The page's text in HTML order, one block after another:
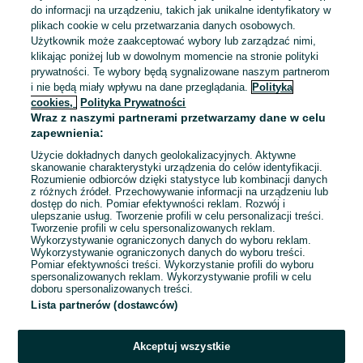
Pracownik ochrony
TERMETAL Piotr Glaner Sp. k.
5 500 - 6 500 zł / mies. brutto
Piła
Pełny etat
Umowa o pracę
Odpowiednie doświadczenie zawodowe
Dyspozycyjność: Praca zmianowa, Praca w weekendy
Miejsce pracy: W siedzibie firmy
Odświeżono dnia 06 sierpnia 2026
Strona główna Praca Budowa / remonty
budowlanych
Operator maszyn budowlanych - Wielkopolskie
do informacji na urządzeniu, takich jak unikalne identyfikatory w
plikach cookie w celu przetwarzania danych osobowych.
Użytkownik może zaakceptować wybory lub zarządzać nimi,
klikając poniżej lub w dowolnym momencie na stronie polityki
prywatności. Te wybory będą sygnalizowane naszym partnerom
i nie będą miały wpływu na dane przeglądania. Polityka
cookies,
Polityka Prywatności
Wraz z naszymi partnerami przetwarzamy dane w celu
zapewnienia:
Użycie dokładnych danych geolokalizacyjnych. Aktywne
skanowanie charakterystyki urządzenia do celów identyfikacji.
Rozumienie odbiorców dzięki statystyce lub kombinacji danych
z różnych źródeł. Przechowywanie informacji na urządzeniu lub
dostęp do nich. Pomiar efektywności reklam. Rozwój i
ulepszanie usług. Tworzenie profili w celu personalizacji treści.
Tworzenie profili w celu spersonalizowanych reklam.
Wykorzystywanie ograniczonych danych do wyboru reklam.
Wykorzystywanie ograniczonych danych do wyboru treści.
Pomiar efektywności treści. Wykorzystanie profili do wyboru
spersonalizowanych reklam. Wykorzystywanie profili w celu
doboru spersonalizowanych treści.
Lista partnerów (dostawców)
Akceptuj wszystkie